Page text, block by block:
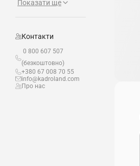
Показати ще
Контакти
0 800 607 507
(безкоштовно)
+380 67 008 70 55
info@kadroland.com
Про нас